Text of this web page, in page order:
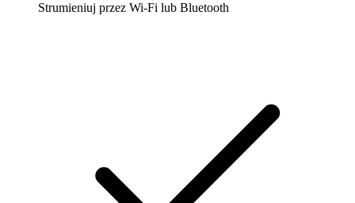
Strumieniuj przez Wi-Fi lub Bluetooth